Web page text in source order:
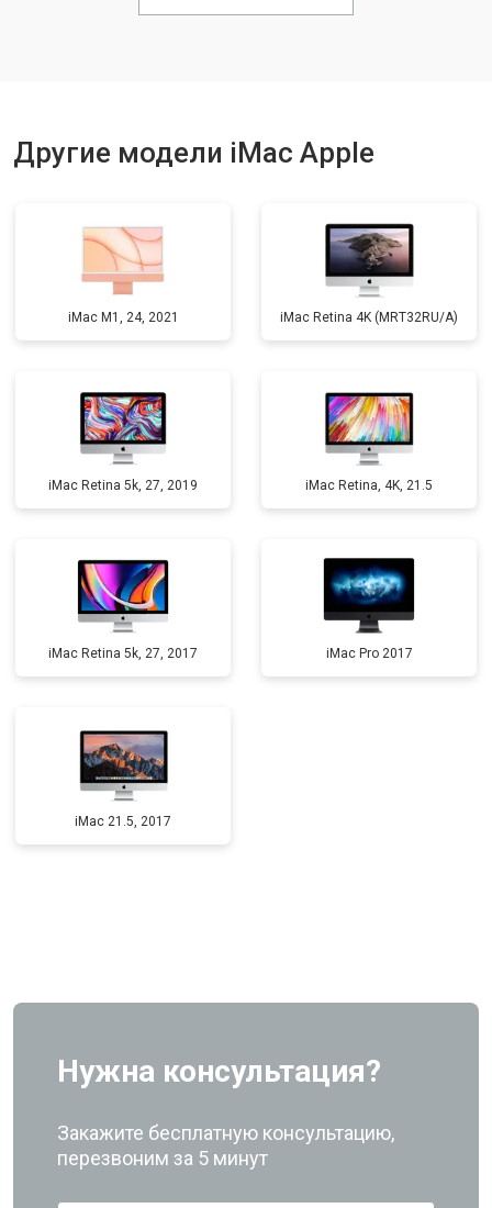
Другие модели iMac Apple
iMac M1, 24, 2021 iMac Retina 4K (MRT32RU/A)
iMac Retina 5k, 27, 2019 iMac Retina, 4K, 21.5
iMac Retina 5k, 27, 2017 iMac Pro 2017
iMac 21.5, 2017
Нужна консультация?
Закажите бесплатную консультацию,
перезвоним за 5 минут